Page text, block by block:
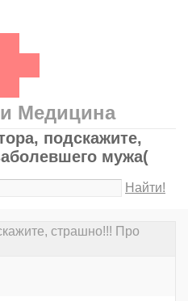
Медицина
подскажите,
мужа(
Найти!
страшно!!! Про